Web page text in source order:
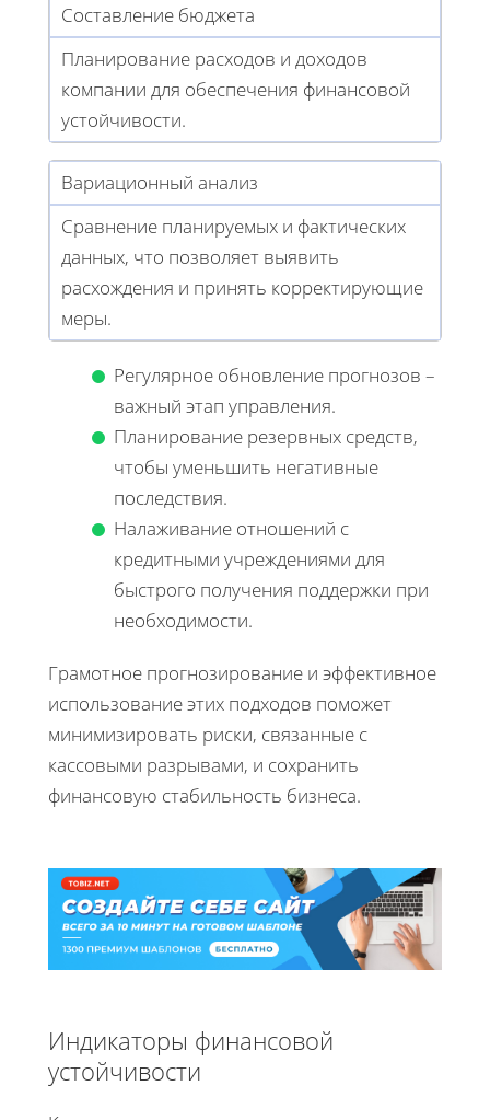
Составление бюджета
Планирование расходов и доходов
компании для обеспечения финансовой
устойчивости.
Вариационный анализ
Сравнение планируемых и фактических
данных, что позволяет выявить
расхождения и принять корректирующие
меры.
Регулярное обновление прогнозов –
важный этап управления.
Планирование резервных средств,
чтобы уменьшить негативные
последствия.
Налаживание отношений с
кредитными учреждениями для
быстрого получения поддержки при
необходимости.
Грамотное прогнозирование и эффективное
использование этих подходов поможет
минимизировать риски, связанные с
кассовыми разрывами, и сохранить
финансовую стабильность бизнеса.
Индикаторы финансовой
устойчивости